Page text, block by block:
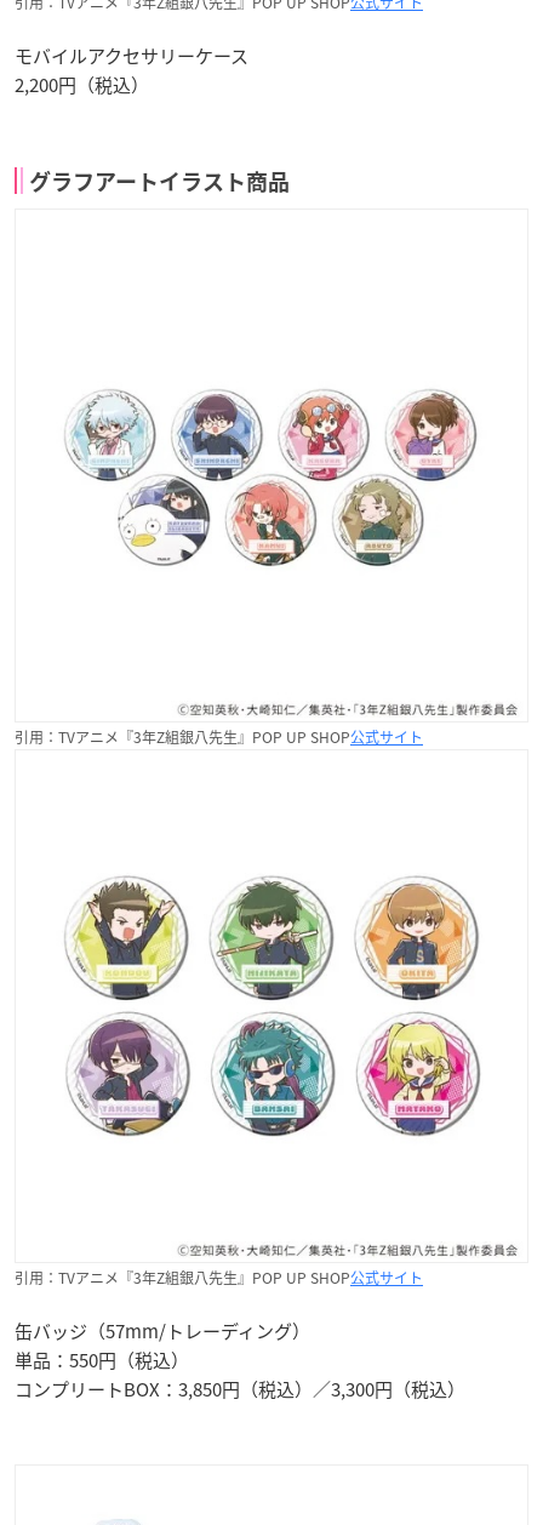
モバイルアクセサリーケース
2,200円（税込）
グラフアートイラスト商品
引用：TVアニメ『3年Z組銀八先生』POP UP SHOP公式サイト
引用：TVアニメ『3年Z組銀八先生』POP UP SHOP公式サイト
缶バッジ（57mm/トレーディング）
単品：550円（税込）
コンプリートBOX：3,850円（税込）／3,300円（税込）